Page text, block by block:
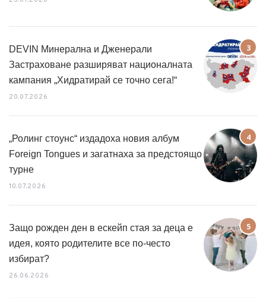
DEVIN Минерална и Дженерали
Застраховане разширяват националната
кампания „Хидратирай се точно сега!“
20.07.2026
„Ролинг стоунс“ издадоха новия албум
Foreign Tongues и загатнаха за предстоящо
турне
10.07.2026
Защо рожден ден в ескейп стая за деца е
идея, която родителите все по-често
избират?
26.06.2026